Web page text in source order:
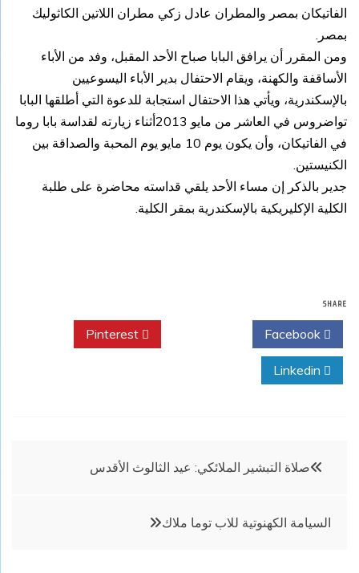
الفاتيكان بمصر والمطران عادل زكي مطران اللاتين الكاثوليك
بمصر.
ومن المقرر أن يرافق البابا صباح الأحد المقبل، وفد من الأباء
الأساقفة والكهنة، ويقام الاحتفال بدير الأباء اليسوعيين
بالإسكندرية، ويأتي هذا الاحتفال استجابة للدعوة التي أطلقها البابا
تواضروس في العاشر من مايو 2013أثناء زيارته لقداسة بابا روما
في الفاتيكان، وأن يكون يوم 10 مايو يوم المحبة والصداقة بين
الكنيستين.
جدير بالذكر إن مساء الأحد يلقي قداسته محاضرة على طلبة
الكلية الإكليريكية بالإسكندرية بمقر الكلية.
SHARE
تصفّح
صلاة التبشير الملائكي: عيد الثالوث الأقدس
السيامة الكهنوتية للاب توما ملاك